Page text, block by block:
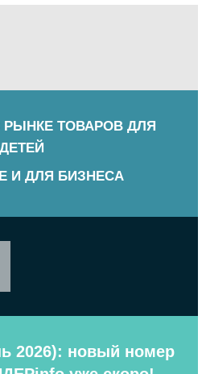
РЫНКЕ ТОВАРОВ ДЛЯ
ДЕТЕЙ
И ДЛЯ БИЗНЕСА
2026): новый номер